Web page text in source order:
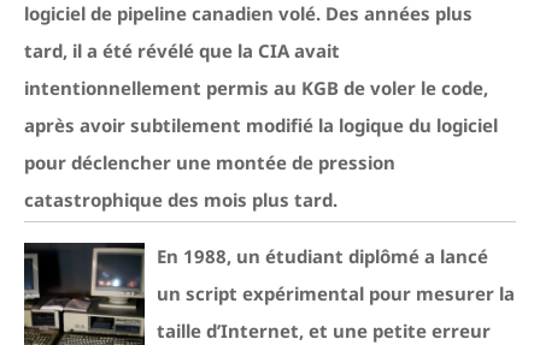
logiciel de pipeline canadien volé. Des années plus
tard, il a été révélé que la CIA avait
intentionnellement permis au KGB de voler le code,
après avoir subtilement modifié la logique du logiciel
pour déclencher une montée de pression
catastrophique des mois plus tard.
En 1988, un étudiant diplômé a lancé
un script expérimental pour mesurer la
taille d’Internet, et une petite erreur